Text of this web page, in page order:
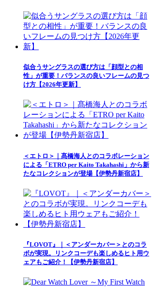
似合うサングラスの選び方は「顔型との相
性」が重要！バランスの良いフレームの見つ
け方【2026年更新】
＜エトロ＞｜髙橋海人とのコラボレーション
による「ETRO per Kaito Takahashi」から新
たなコレクションが登場【伊勢丹新宿店】
『LOVOT』｜＜アンダーカバー＞とのコラ
ボが実現。リンクコーデも楽しめるヒト用ウ
ェアもご紹介！【伊勢丹新宿店】